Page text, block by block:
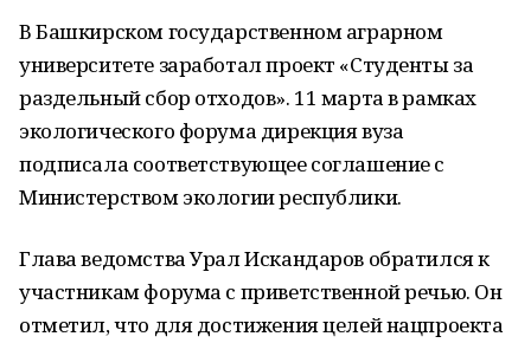
В Башкирском государственном аграрном
университете заработал проект «Студенты за
раздельный сбор отходов». 11 марта в рамках
экологического форума дирекция вуза
подписала соответствующее соглашение с
Министерством экологии республики.
Глава ведомства Урал Искандаров обратился к
участникам форума с приветственной речью. Он
отметил, что для достижения целей нацпроекта